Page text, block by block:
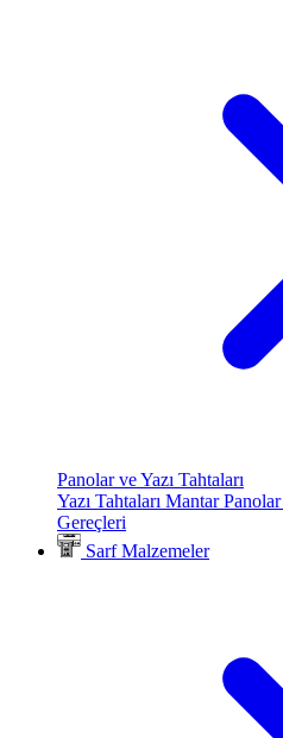
Panolar ve Yazı Tahtaları
Yazı Tahtaları Mantar Panolar
Gereçleri
Sarf Malzemeler